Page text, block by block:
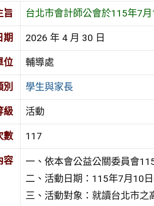
旨 台北市會計師公會於115年7
期 2026 年 4 月 30 日
位 輔導處
別 學生與家長
級 活動
數 117
容
一、依本會公益公關委員會
二、活動日期：115年7月10
三、活動對象：就讀台北市之